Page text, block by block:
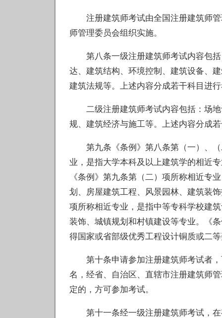
注册建筑师考试由全国注册建筑师管
师管理委员会组织实施。
第八条一级注册建筑师考试内容包括
达、建筑结构、环境控制、建筑设备、
建筑法规等。上述内容分成若干科目进
二级注册建筑师考试内容包括：场地
规、建筑经济与施工等。上述内容分成
第九条《条例》第八条第（一）、（
业，是指大学本科及以上建筑学的相近
《条例》第九条第（二）项所称相近专
划、房屋建筑工程、风景园林、建筑装
项所称相近专业，是指中等专科学校建
装饰、城镇规划和村镇建设等专业。《
得国家或省部级优秀工程设计铜质或二
第十条申请参加注册建筑师考试者，
名，经省、自治区、直辖市注册建筑师
定的，方可参加考试。
第十一条经一级注册建筑师考试，在